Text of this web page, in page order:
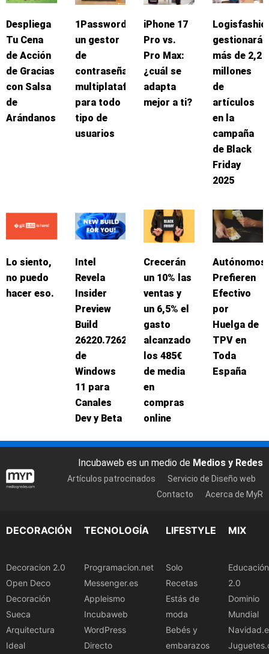
Despliega
Tu Cena
de Acción
de Gracias
con Salsa
de
Arándanos
1Password:
un gestor
de
contraseñas
multiplataforma
para todo
tipo de
usuarios
iPhone 17
Pro vs.
Pro Max:
¿cuál se
adapta
mejor a ti?
gestionará
más de 2,2
millones
de
artículos
en la
campaña
de Black
Friday
2025
Lo siento,
no puedo
hacer eso.
Intel
Revela
Insider
Preview
Build
26220.7262
de
Windows
11 para
Canales
Dev y Beta
Crecerán
un 10% las
ventas y
un 6,5% el
gasto
alcanzado
los 485€
de media
en
compras
online
Autónomos
Prefieren
Efectivo
por
Huelga de
TPV en
Toda
España
Incubaweb es un medio de Medios y Redes
Artículos patrocinados
Servicio de Diseño web
Contacto
Acerca de MyR
DECORACIÓN
Decoracion 2.0
Open Deco
Decoración
Sueca
Arquitectura
Ideal
TECNOLOGÍA
Programacion.net
Messenger.es
Appleismo
Incubaweb
WordPress
Directo
LIFESTYLE
Solo
Recetas
Estás de
moda
Bebés y
embarazos
MIX
Educación
2.0
Dominio
Mundial